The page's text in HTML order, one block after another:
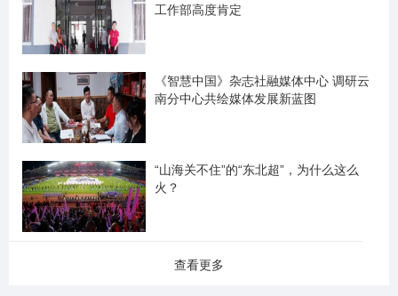
工作部高度肯定
《智慧中国》杂志社融媒体中心 调研云
南分中心共绘媒体发展新蓝图
“山海关不住”的“东北超”，为什么这么
火？
查看更多